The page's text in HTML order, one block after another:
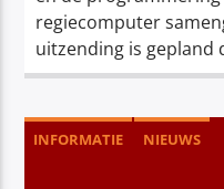
regiecomputer
uitzending is gepland
INFORMATIE NIEUWS